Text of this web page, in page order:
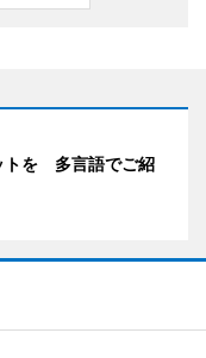
トを 多言語でご紹